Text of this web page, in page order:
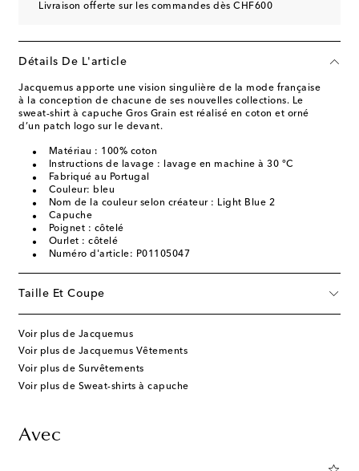
Livraison offerte sur les commandes dès CHF600
Détails De L'article
Jacquemus apporte une vision singulière de la mode française
à la conception de chacune de ses nouvelles collections. Le
sweat-shirt à capuche Gros Grain est réalisé en coton et orné
d’un patch logo sur le devant.
Matériau : 100% coton
Instructions de lavage : lavage en machine à 30 °C
Fabriqué au Portugal
Couleur: bleu
Nom de la couleur selon créateur : Light Blue 2
Capuche
Poignet : côtelé
Ourlet : côtelé
Numéro d'article: P01105047
Taille Et Coupe
Voir plus de Jacquemus
Voir plus de Jacquemus Vêtements
Voir plus de Survêtements
Voir plus de Sweat-shirts à capuche
Avec